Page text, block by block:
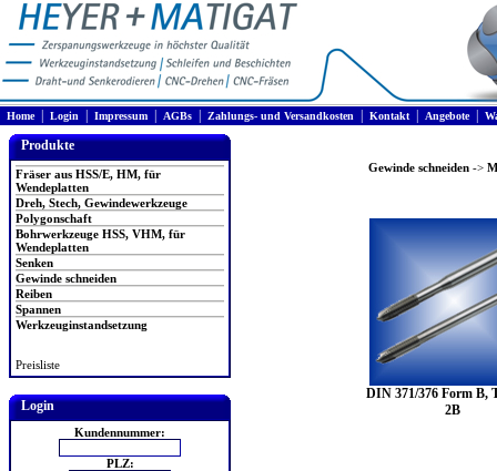
Home| Login Impressum AGBs Zahlungs- und Versandkosten Kontakt| Angebote|
Produkte
Fräser aus HSS/E, HM, für
Wendeplatten
Dreh, Stech, Gewindewerkzeuge
Polygonschaft
Bohrwerkzeuge HSS, VHM, für
Wendeplatten
Senken
Gewinde schneiden
Reiben
Spannen
Werkzeuginstandsetzung
Preisliste
Login
Kundennummer:
PLZ:
Gewinde schneiden ->
DIN 371/376 Form B,
2B